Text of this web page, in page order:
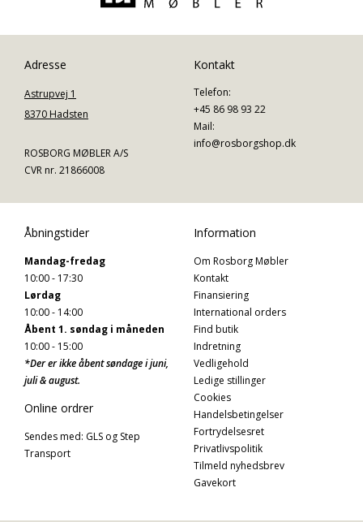
Adresse
Astrupvej 1
8370 Hadsten
ROSBORG MØBLER A/S
CVR nr. 21866008
Kontakt
Telefon:
+45 86 98 93 22
Mail:
info@rosborgshop.dk
Åbningstider
Mandag-fredag
10:00 - 17:30
Lørdag
10:00 - 14:00
Åbent 1. søndag i måneden
10:00 - 15:00
*Der er ikke åbent søndage i juni,
juli & august.
Online ordrer
Sendes med: GLS og Step
Transport
Information
Om Rosborg Møbler
Kontakt
Finansiering
International orders
Find butik
Indretning
Vedligehold
Ledige stillinger
Cookies
Handelsbetingelser
Fortrydelsesret
Privatlivspolitik
Tilmeld nyhedsbrev
Gavekort